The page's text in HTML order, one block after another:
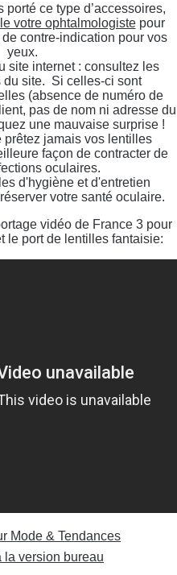
porté ce type d’accessoires,
votre ophtalmologistepour
de contre-indication pour vos
yeux.
site internet : consultez les
du site. Si celles-ci sont
(absence de numéro de
pas de nom ni adresse du
une mauvaise surprise !
prêtez jamais vos lentilles
façon de contracter de
oculaires.
d'hygiène et d'entretien
votre santé oculaire.
vidéo de France 3 pour
le port de lentilles fantaisie:
Mode & Tendances
la version bureau